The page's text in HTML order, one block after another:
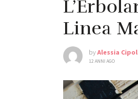
Linea
byAlessia
12 ANNI AGO